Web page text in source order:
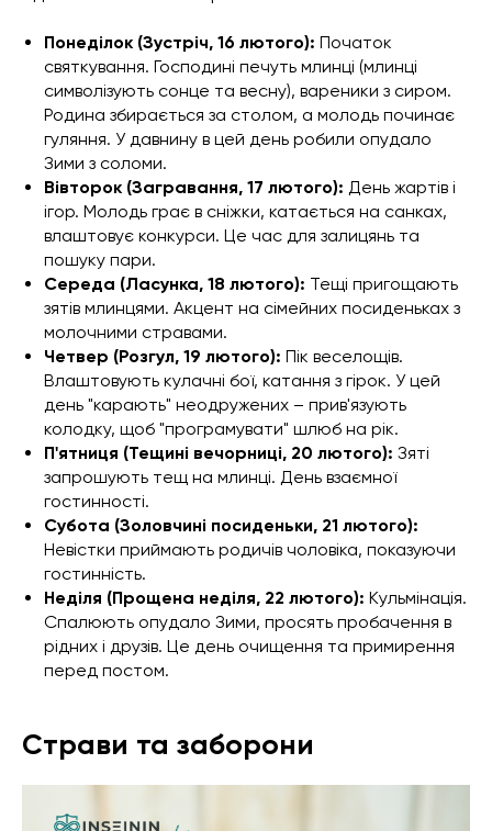
Понеділок (Зустріч, 16 лютого): Початок
святкування. Господині печуть млинці (млинці
символізують сонце та весну), вареники з сиром.
Родина збирається за столом, а молодь починає
гуляння. У давнину в цей день робили опудало
Зими з соломи.
Вівторок (Загравання, 17 лютого): День жартів і
ігор. Молодь грає в сніжки, катається на санках,
влаштовує конкурси. Це час для залицянь та
пошуку пари.
Середа (Ласунка, 18 лютого): Тещі пригощають
зятів млинцями. Акцент на сімейних посиденьках з
молочними стравами.
Четвер (Розгул, 19 лютого): Пік веселощів.
Влаштовують кулачні бої, катання з гірок. У цей
день "карають" неодружених – прив'язують
колодку, щоб "програмувати" шлюб на рік.
П'ятниця (Тещині вечорниці, 20 лютого): Зяті
запрошують тещ на млинці. День взаємної
гостинності.
Субота (Золовчині посиденьки, 21 лютого):
Невістки приймають родичів чоловіка, показуючи
гостинність.
Неділя (Прощена неділя, 22 лютого): Кульмінація.
Спалюють опудало Зими, просять пробачення в
рідних і друзів. Це день очищення та примирення
перед постом.
Страви та заборони